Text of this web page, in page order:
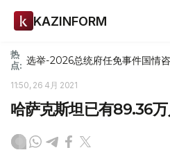
KAZINFORM
热
点: 选举-2026总统府任免事件国情
11:50, 26 4月 2021
哈萨克斯坦已有89.36